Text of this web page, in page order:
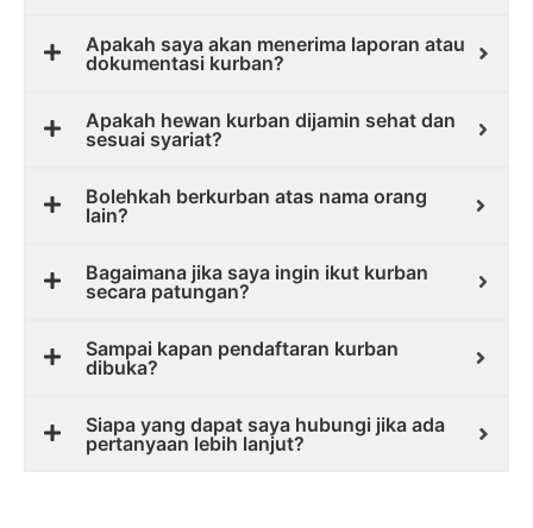
Apakah saya akan menerima laporan atau
dokumentasi kurban?
Apakah hewan kurban dijamin sehat dan
sesuai syariat?
Bolehkah berkurban atas nama orang
lain?
Bagaimana jika saya ingin ikut kurban
secara patungan?
Sampai kapan pendaftaran kurban
dibuka?
Siapa yang dapat saya hubungi jika ada
pertanyaan lebih lanjut?